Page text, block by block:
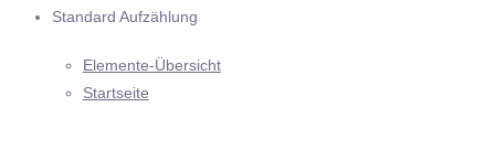
Standard Aufzählung
Elemente-Übersicht
Startseite